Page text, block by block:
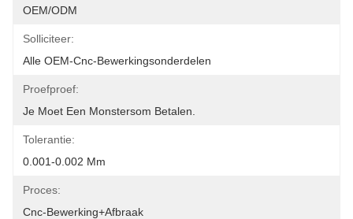
OEM/ODM
Solliciteer:
Alle OEM-Cnc-Bewerkingsonderdelen
Proefproef:
Je Moet Een Monstersom Betalen.
Tolerantie:
0.001-0.002 Mm
Proces:
Cnc-Bewerking+afbraak